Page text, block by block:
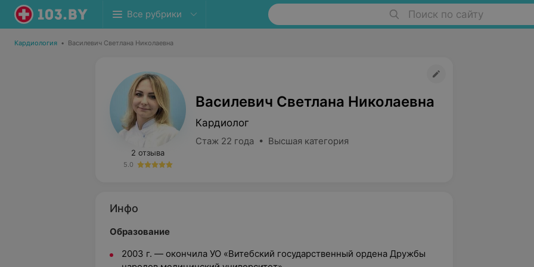
Все рубрики Поиск по сайту
Кардиология • Василевич Светлана Николаевна
2 отзыва
5.0
Василевич Светлана Николаевна
Кардиолог
Стаж 22 года • Высшая категория
Инфо
Образование
2003 г. — окончила УО «Витебский государственный ордена Дружбы